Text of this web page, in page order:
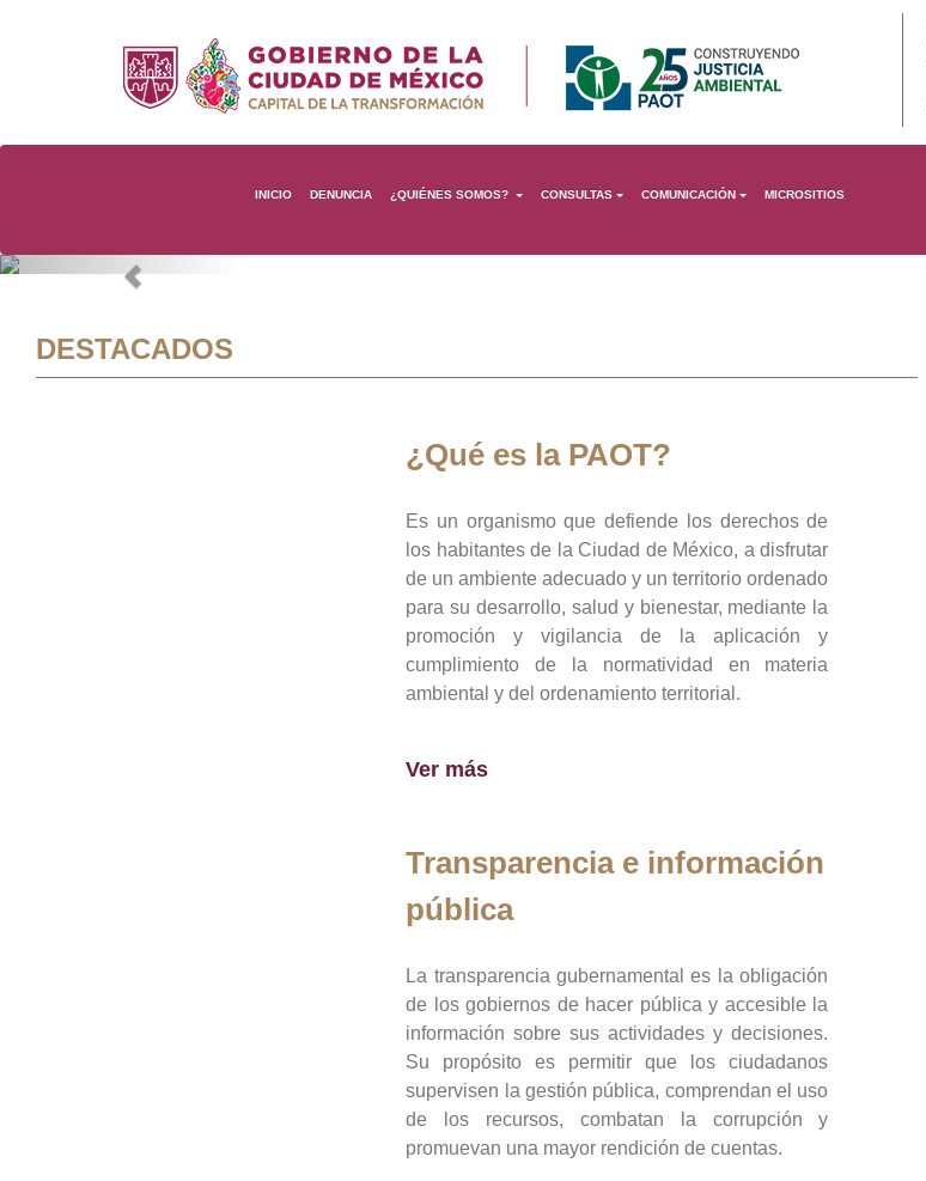
INICIO DENUNCIA ¿QUIÉNES SOMOS? CONSULTAS COMUNICACIÓN MICROSITIOS
Previous
DESTACADOS
¿Qué es la PAOT?
Es un organismo que defiende los derechos de
los habitantes de la Ciudad de México, a disfrutar
de un ambiente adecuado y un territorio ordenado
para su desarrollo, salud y bienestar, mediante la
promoción y vigilancia de la aplicación y
cumplimiento de la normatividad en materia
ambiental y del ordenamiento territorial.
Ver más
Transparencia e información
pública
La transparencia gubernamental es la obligación
de los gobiernos de hacer pública y accesible la
información sobre sus actividades y decisiones.
Su propósito es permitir que los ciudadanos
supervisen la gestión pública, comprendan el uso
de los recursos, combatan la corrupción y
promuevan una mayor rendición de cuentas.